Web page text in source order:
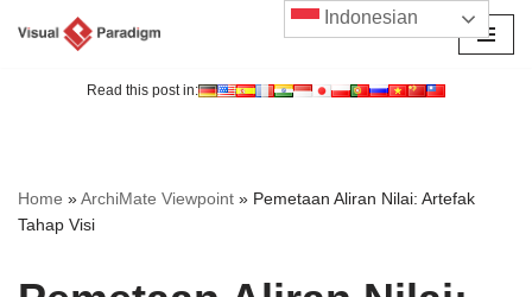
Read this post in:
Home »ArchiMate Viewpoint » Pemetaan Aliran Nilai: Artefak
Tahap Visi
Indonesian